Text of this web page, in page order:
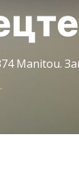
Manitou.